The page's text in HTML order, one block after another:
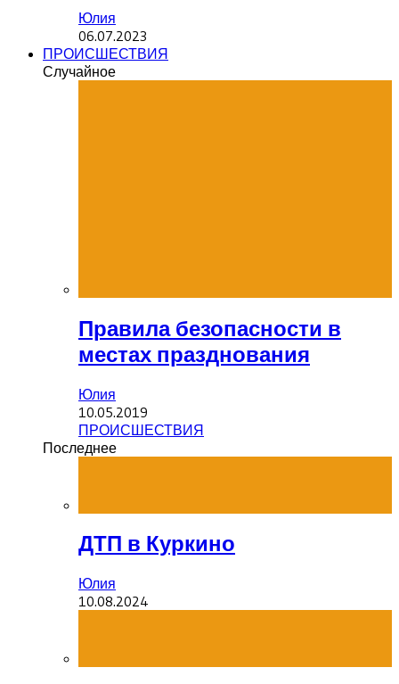
Юлия
06.07.2023
ПРОИСШЕСТВИЯ
Случайное
Правила безопасности в
местах празднования
Юлия
10.05.2019
ПРОИСШЕСТВИЯ
Последнее
ДТП в Куркино
Юлия
10.08.2024